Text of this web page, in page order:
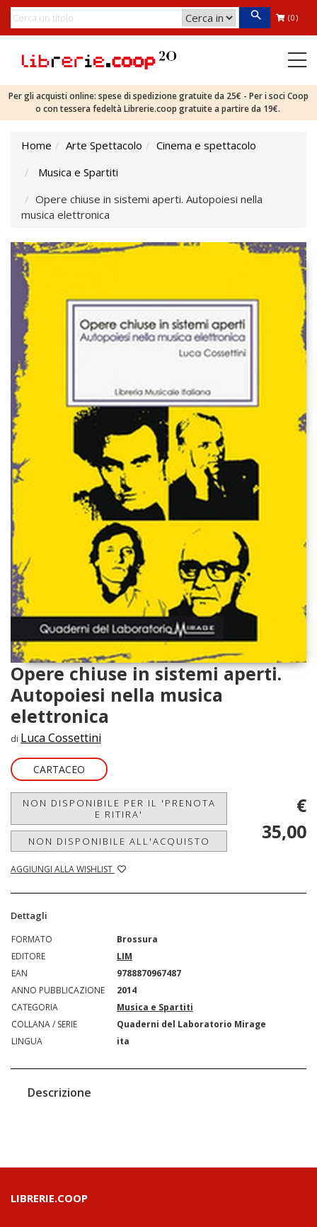
(0)
Per gli acquisti online: spese di spedizione gratuite da 25€ - Per i soci Coop
o con tessera fedeltà Librerie.coop gratuite a partire da 19€.
Home Arte Spettacolo
Cinema e spettacolo
Musica e Spartiti
Opere chiuse in sistemi aperti. Autopoiesi nella
musica elettronica
Opere chiuse in sistemi aperti.
Autopoiesi nella musica
elettronica
di Luca Cossettini
CARTACEO
NON DISPONIBILE PER IL 'PRENOTA
E RITIRA'
NON DISPONIBILE ALL'ACQUISTO
AGGIUNGI ALLA WISHLIST
€
35,00
Dettagli
FORMATO
Brossura
EDITORE
LIM
EAN
9788870967487
ANNO PUBBLICAZIONE
2014
CATEGORIA
Musica e Spartiti
COLLANA / SERIE
Quaderni del Laboratorio Mirage
LINGUA
ita
Descrizione
LIBRERIE.COOP